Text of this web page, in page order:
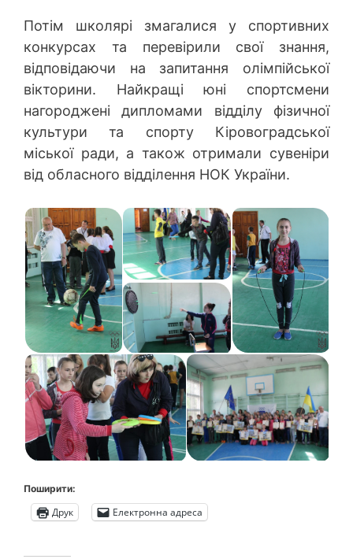
Потім школярі змагалися у спортивних
конкурсах та перевірили свої знання,
відповідаючи на запитання олімпійської
вікторини. Найкращі юні спортсмени
нагороджені дипломами відділу фізичної
культури та спорту Кіровоградської
міської ради, а також отримали сувеніри
від обласного відділення НОК України.
Поширити:
Друк Електронна адреса